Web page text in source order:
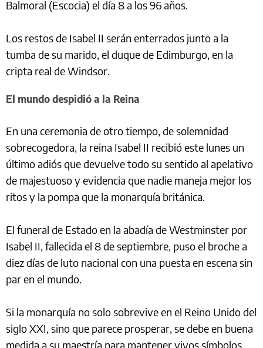
Balmoral (Escocia) el día 8 a los 96 años.
Los restos de Isabel II serán enterrados junto a la
tumba de su marido, el duque de Edimburgo, en la
cripta real de Windsor.
El mundo despidió a la Reina
En una ceremonia de otro tiempo, de solemnidad
sobrecogedora, la reina Isabel II recibió este lunes un
último adiós que devuelve todo su sentido al apelativo
de majestuoso y evidencia que nadie maneja mejor los
ritos y la pompa que la monarquía británica.
El funeral de Estado en la abadía de Westminster por
Isabel II, fallecida el 8 de septiembre, puso el broche a
diez días de luto nacional con una puesta en escena sin
par en el mundo.
Si la monarquía no solo sobrevive en el Reino Unido del
siglo XXI, sino que parece prosperar, se debe en buena
medida a su maestría para mantener vivos símbolos